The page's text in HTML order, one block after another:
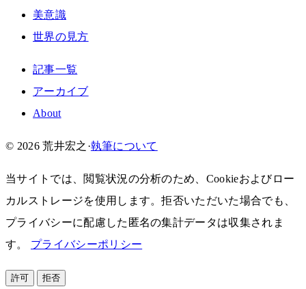
美意識
世界の見方
記事一覧
アーカイブ
About
© 2026 荒井宏之 ·執筆について
当サイトでは、閲覧状況の分析のため、Cookieおよびロー
カルストレージを使用します。拒否いただいた場合でも、
プライバシーに配慮した匿名の集計データは収集されま
す。 プライバシーポリシー
許可 拒否